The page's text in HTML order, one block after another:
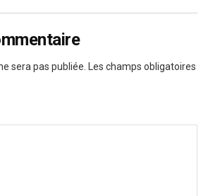
sera pas publiée. Les champs obligatoires